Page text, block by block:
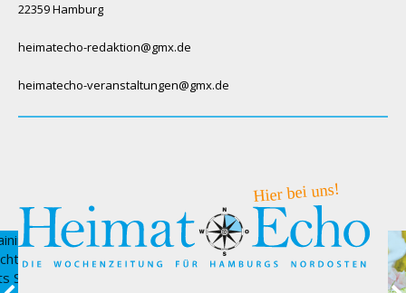
22359 Hamburg
heimatecho-redaktion@gmx.de
heimatecho-veranstaltungen@gmx.de